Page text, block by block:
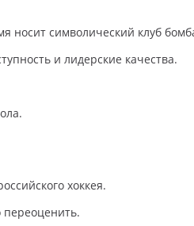
носит символический клуб
и лидерские качества.
хоккея.
переоценить.